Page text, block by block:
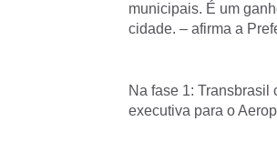
municipais. É um
cidade. – afirma a
Na fase 1: Transbrasil
executiva para o